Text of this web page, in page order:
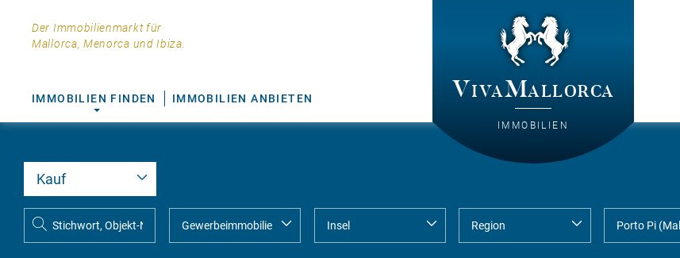
Der Immobilienmarkt für
Mallorca, Menorca und Ibiza.
VivaMallorca
IMMOBILIEN
IMMOBILIEN FINDEN IMMOBILIEN ANBIETEN